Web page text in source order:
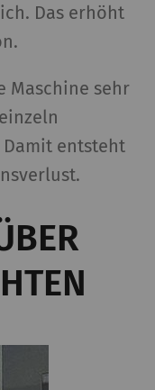
Das erhöht
Maschine sehr
entsteht